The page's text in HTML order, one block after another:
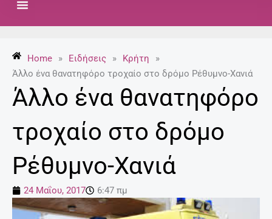
-
f
p
Home » Ειδήσεις » Κρήτη
»
Άλλο ένα θανατηφόρο τροχαίο στο δρόμο Ρέθυμνο-Χανιά
Άλλο ένα θανατηφόρο
τροχαίο στο δρόμο
Ρέθυμνο-Χανιά
24 Μαΐου, 2017 6:47 πμ